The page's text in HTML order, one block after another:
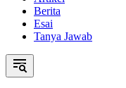
Berita
Esai
Tanya Jawab